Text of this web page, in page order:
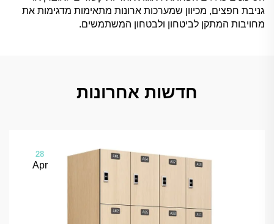
גניבת חפצים, מכיוון שמערכות ארונות מתאימות מדגימות את
מחויבות המתקן לביטחון ולבטחון המשתמשים.
חדשות אחרונות
28
Apr